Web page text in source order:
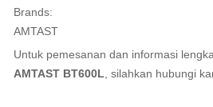
Brands:
AMTAST
Untuk pemesanan dan informasi
AMTAST BT600L , silahkan hubungi